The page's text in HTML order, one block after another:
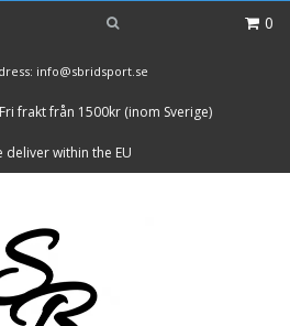
0
info@sbridsport.se
frakt från 1500kr (inom Sverige)
deliver within the EU